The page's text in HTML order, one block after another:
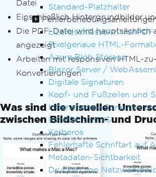
Standard-Platzhalter
Lizenzschlüssel in
Pixelgenaue HTML-
Azure Blob Storage
Blazor Server /
Digitale Signaturen
Kopf- und Fußzeilen und
Internationale Sprachen
IronPDF und IIS
Kerberos
Fehlerhafte Schriftart auf
Metadaten-Sichtbarkeit
Drucken von
Datei
Einschließlich Hintergrundbilder
Die PDF-Datei wird hauptsächlich
angezeigt
Arbeiten mit responsiven HTML-
Konvertierungen
Was sind die visuellen
zwischen Bildschirm- und